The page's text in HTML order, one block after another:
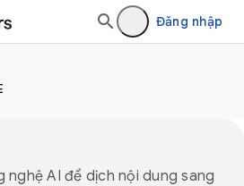
Đăng nhập
AI để dịch nội dung sang